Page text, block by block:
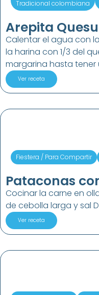
Tradicional colombiana
Arepita
Calentar el agua con
la harina con 1/3 del
margarina hasta
Ver receta
Fiestera / Para Compartir
Pataconas
Cocinar la carne en
de cebolla larga y sal
Ver receta